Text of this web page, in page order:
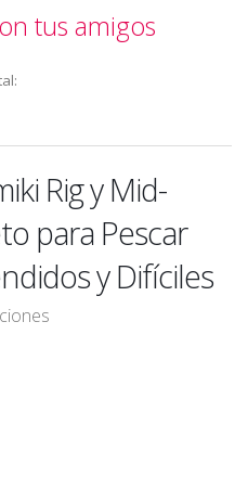
tus amigos
Rig y Mid-
para Pescar
y Difíciles